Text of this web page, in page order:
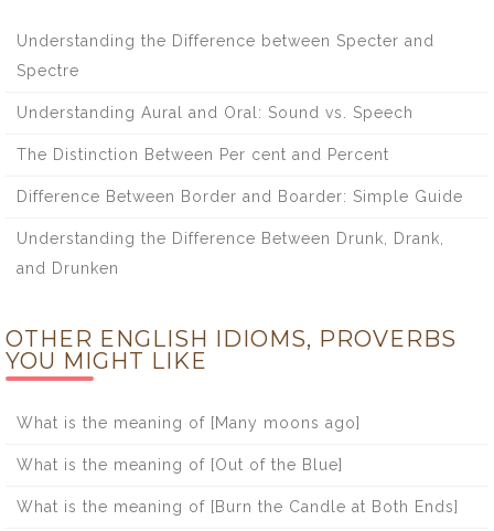
Understanding the Difference between Specter and
Spectre
Understanding Aural and Oral: Sound vs. Speech
The Distinction Between Per cent and Percent
Difference Between Border and Boarder: Simple Guide
Understanding the Difference Between Drunk, Drank,
and Drunken
OTHER ENGLISH IDIOMS, PROVERBS
YOU MIGHT LIKE
What is the meaning of [Many moons ago]
What is the meaning of [Out of the Blue]
What is the meaning of [Burn the Candle at Both Ends]